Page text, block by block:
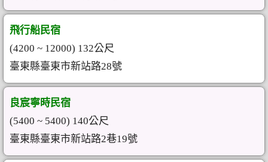
飛行船民宿
(4200 ~ 12000) 132公尺
臺東縣臺東市新站路28號
良宸寧時民宿
(5400 ~ 5400) 140公尺
臺東縣臺東市新站路2巷19號